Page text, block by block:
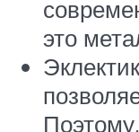
это